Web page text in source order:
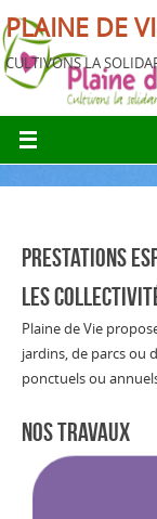
PLAINE DE
CULTIVONS LA
PRESTATIONS
LES
Plaine de Vie
jardins, de parcs ou
ponctuels ou
NOS TRAVAUX